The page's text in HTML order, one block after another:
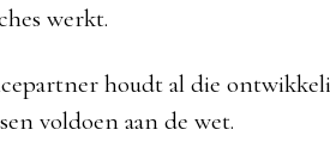
werkt.
houdt al die
voldoen aan de wet.